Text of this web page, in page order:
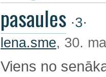
pasaules ·3·
lena.sme, 30.
Viens no